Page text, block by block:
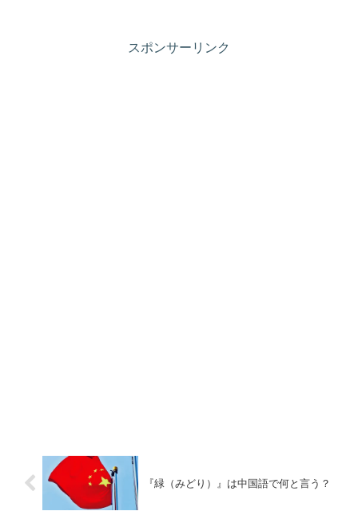
スポンサーリンク
『緑（みどり）』は中国語で何と言う？